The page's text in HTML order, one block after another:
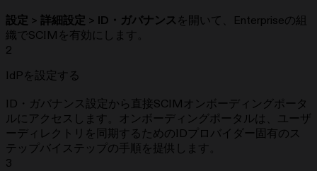
設定 > 詳細設定 > ID・ガバナンス を開いて、Enterpriseの組
織でSCIMを有効にします。
2
IdPを設定する
ID・ガバナンス設定から直接SCIMオンボーディングポータ
ルにアクセスします。オンボーディングポータルは、ユーザ
ーディレクトリを同期するためのIDプロバイダー固有のス
テップバイステップの手順を提供します。
3